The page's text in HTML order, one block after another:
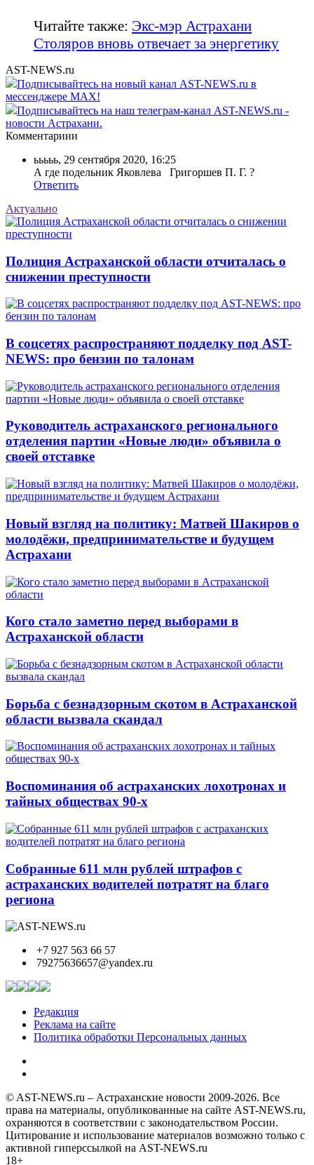
Читайте также: Экс-мэр Астрахани
Столяров вновь отвечает за энергетику
AST-NEWS.ru
Подписывайтесь на новый канал AST-NEWS.ru в
мессенджере MAX!
Подписывайтесь на наш телеграм-канал AST-NEWS.ru -
новости Астрахани.
Комментариии
ььььь, 29 сентября 2020, 16:25
А где подельник Яковлева Григоршев П. Г. ?
Ответить
Актуально
Полиция Астраханской области отчиталась о
снижении преступности
В соцсетях распространяют подделку под AST-
NEWS: про бензин по талонам
Руководитель астраханского регионального
отделения партии «Новые люди» объявила о
своей отставке
Новый взгляд на политику: Матвей Шакиров о
молодёжи, предпринимательстве и будущем
Астрахани
Кого стало заметно перед выборами в
Астраханской области
Борьба с безнадзорным скотом в Астраханской
области вызвала скандал
Воспоминания об астраханских лохотронах и
тайных обществах 90-х
Собранные 611 млн рублей штрафов с
астраханских водителей потратят на благо
региона
+7 927 563 66 57
79275636657@yandex.ru
Редакция
Реклама на сайте
Политика обработки Персональных данных
© AST-NEWS.ru – Астраханские новости 2009-2026. Все
права на материалы, опубликованные на сайте AST-NEWS.ru,
охраняются в соответствии с законодательством России.
Цитирование и использование материалов возможно только с
активной гиперссылкой на AST-NEWS.ru
18+